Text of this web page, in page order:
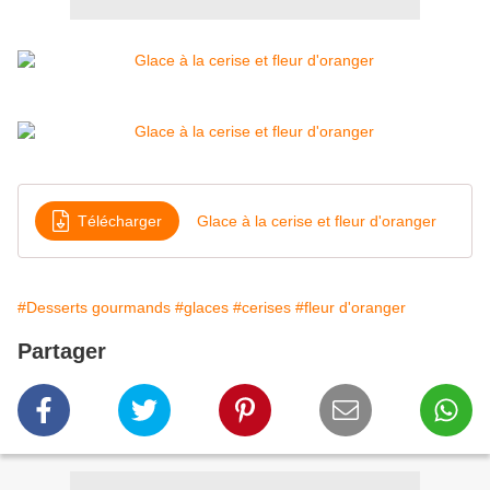
Télécharger Glace à la cerise et fleur d'oranger
#Desserts gourmands #glaces #cerises #fleur d'oranger
Partager